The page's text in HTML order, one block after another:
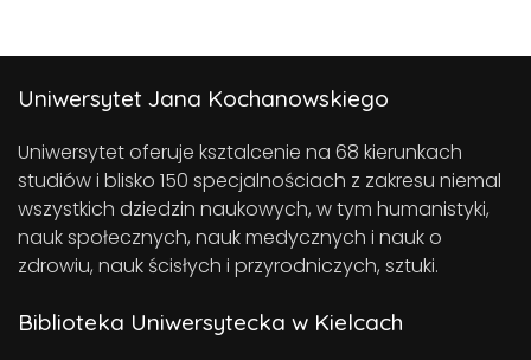
Uniwersytet Jana Kochanowskiego
Uniwersytet oferuje ksztalcenie na 68 kierunkach
studiów i blisko 150 specjalnościach z zakresu niemal
wszystkich dziedzin naukowych, w tym humanistyki,
nauk społecznych, nauk medycznych i nauk o
zdrowiu, nauk ścisłych i przyrodniczych, sztuki.
Biblioteka Uniwersytecka w Kielcach